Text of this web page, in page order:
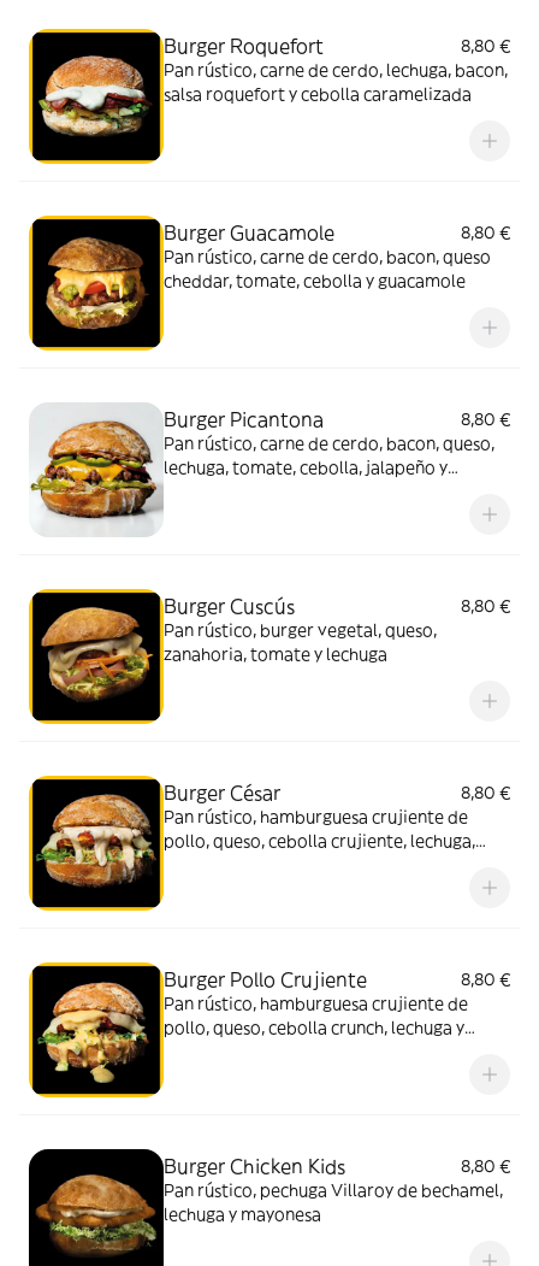
Burger Roquefort
8,80 €
Pan rústico, carne de cerdo, lechuga, bacon,
salsa roquefort y cebolla caramelizada
Burger Guacamole
8,80 €
Pan rústico, carne de cerdo, bacon, queso
cheddar, tomate, cebolla y guacamole
Burger Picantona
8,80 €
Pan rústico, carne de cerdo, bacon, queso,
lechuga, tomate, cebolla, jalapeño y
Burger Cuscús
8,80 €
Pan rústico, burger vegetal, queso,
zanahoria, tomate y lechuga
Burger César
8,80 €
Pan rústico, hamburguesa crujiente de
pollo, queso, cebolla crujiente, lechuga,
Burger Pollo Crujiente
8,80 €
Pan rústico, hamburguesa crujiente de
pollo, queso, cebolla crunch, lechuga y
Burger Chicken Kids
8,80 €
Pan rústico, pechuga Villaroy de bechamel,
lechuga y mayonesa